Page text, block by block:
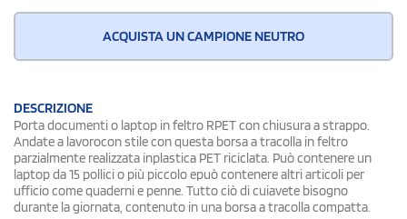
ACQUISTA UN CAMPIONE NEUTRO
DESCRIZIONE
Porta documenti o laptop in feltro RPET con chiusura a strappo.
Andate a lavorocon stile con questa borsa a tracolla in feltro
parzialmente realizzata inplastica PET riciclata. Può contenere un
laptop da 15 pollici o più piccolo epuò contenere altri articoli per
ufficio come quaderni e penne. Tutto ciò di cuiavete bisogno
durante la giornata, contenuto in una borsa a tracolla compatta.